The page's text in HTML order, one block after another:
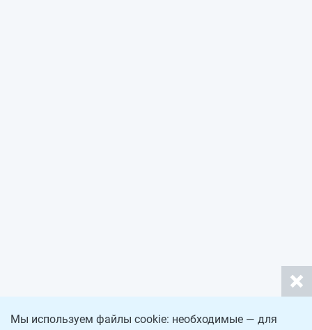
Мы используем файлы cookie: необходимые — для